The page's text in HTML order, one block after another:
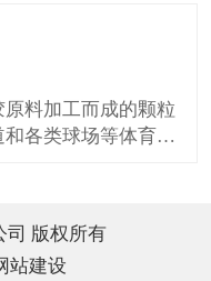
橡胶粉的制造方法
将废旧轮胎加工成
料加工而成的颗粒
各类球场等体育场
易变色或老化。在
司 版权所有
站建设